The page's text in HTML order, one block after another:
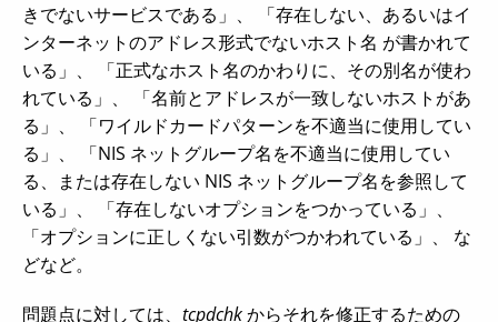
きでないサービスである」、 「存在しない、あるいはイ
ンターネットのアドレス形式でないホスト名 が書かれて
いる」、 「正式なホスト名のかわりに、その別名が使わ
れている」、 「名前とアドレスが一致しないホストがあ
る」、 「ワイルドカードパターンを不適当に使用してい
る」、 「NIS ネットグループ名を不適当に使用してい
る、または存在しない NIS ネットグループ名を参照して
いる」、 「存在しないオプションをつかっている」、
「オプションに正しくない引数がつかわれている」、 な
どなど。
問題点に対しては、 tcpdchkからそれを修正するための